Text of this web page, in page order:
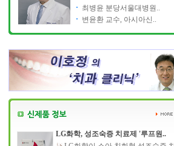
최병윤 분당서울대병원..
변윤환 교수, 아시아신..
LG화학, 성조숙증 치료제 '루프원..